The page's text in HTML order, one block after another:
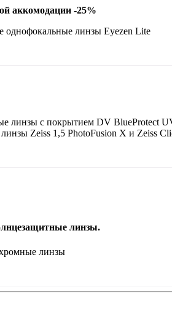
аккомодации -25%
однофокальные линзы Eyezen Lite
линзы с покрытием DV BlueProtect
Zeiss 1,5 PhotoFusion X и Zeiss
линзы.
линзы